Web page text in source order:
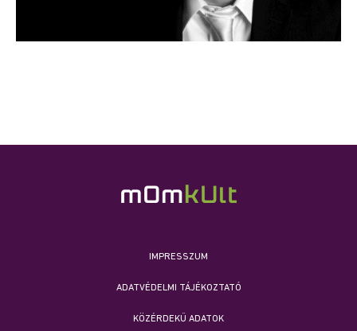
IMPRESSZUM
ADATVÉDELMI TÁJÉKOZTATÓ
KÖZÉRDEKŰ ADATOK